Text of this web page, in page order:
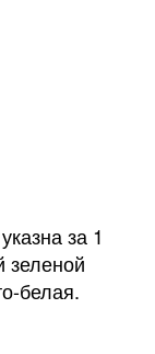
за 1
зеленой
белая.